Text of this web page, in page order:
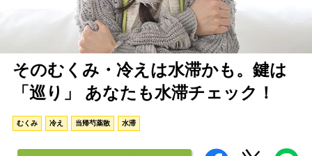
そのむくみ・冷えは水滞かも。鍵は
「巡り」 あなたも水滞チェック！
むくみ 冷え 当帰芍薬散 水滞